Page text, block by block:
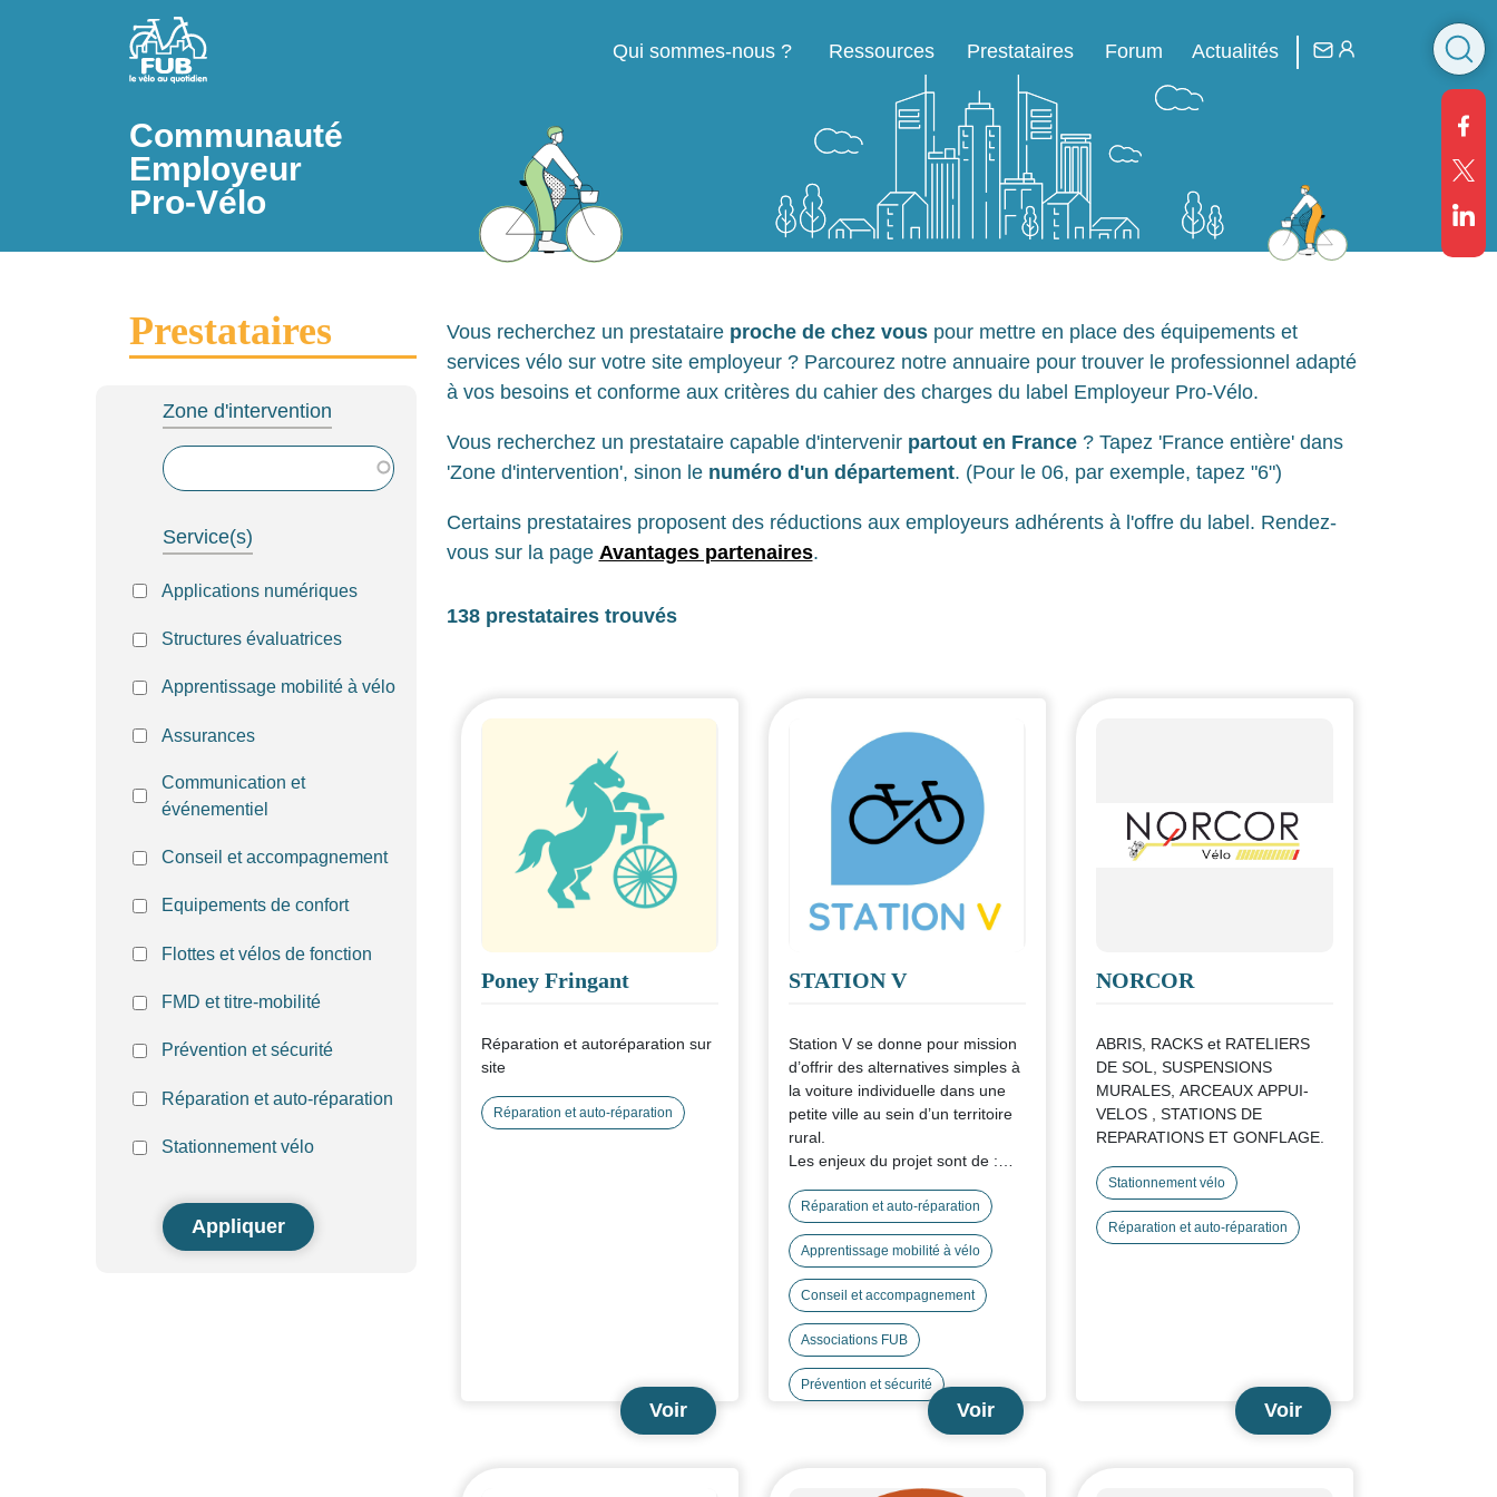
Aller au contenu principal
Navigation principale
Qui sommes-nous ? Ressources Prestataires Forum Actualités
Communauté
Employeur
Pro-Vélo
Vous recherchez un prestataire proche de chez vouspour mettre en place des équipements et
services vélo sur votre site employeur ? Parcourez notre annuaire pour trouver le professionnel adapté
à vos besoins et conforme aux critères du cahier des charges du label Employeur Pro-Vélo.
Vous recherchez un prestataire capable d'intervenir partout en France? Tapez 'France entière' dans
'Zone d'intervention', sinon le numéro d'un département. (Pour le 06, par exemple, tapez "6")
Certains prestataires proposent des réductions aux employeurs adhérents à l'offre du label. Rendez-
vous sur la page Avantages partenaires.
138 prestataires trouvés
Poney Fringant
Réparation et autoréparation sur
site
Réparation et auto-réparation
Voir
STATION V
Station V se donne pour mission
d’offrir des alternatives simples à
la voiture individuelle dans une
petite ville au sein d’un territoire
rural.
Les enjeux du projet sont de :
comme alternative durable à la
voiture, dans une logique
d’économie locale et circulaire.
Facilité l’accès aux mobilités
douces pour tous, notamment les
personnes en situation de
précarité de mobilité.
Mener des actions
d’informations, de sensibilisation,
et d’apprentissage auprès de
une attention particulière aux
Réparation et auto-réparation
Apprentissage mobilité à vélo
Conseil et accompagnement
Associations FUB
Prévention et sécurité
Voir
NORCOR
ABRIS, RACKS et RATELIERS
DE SOL, SUSPENSIONS
MURALES, ARCEAUX APPUI-
VELOS , STATIONS DE
REPARATIONS ET GONFLAGE.
Stationnement vélo
Réparation et auto-réparation
Voir
Prestataires
Zone d'intervention
Service(s)
Applications numériques
Structures évaluatrices
Apprentissage mobilité à vélo
Assurances
Communication et
événementiel
Conseil et accompagnement
Equipements de confort
Flottes et vélos de fonction
FMD et titre-mobilité
Prévention et sécurité
Réparation et auto-réparation
Stationnement vélo